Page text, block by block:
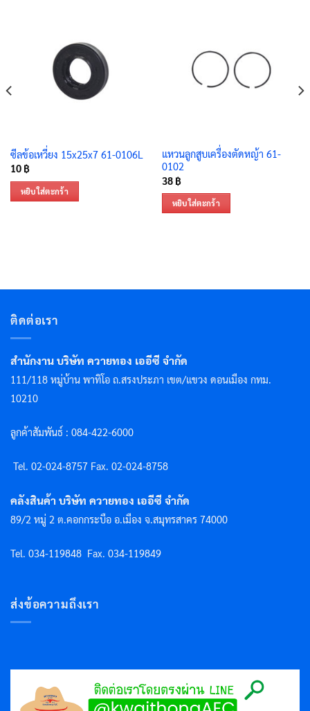
ซีลข้อเหวี่ยง 15x25x7 61-0106L
10 ฿
หยิบใส่ตะกร้า
แหวนลูกสูบเครื่องตัดหญ้า 61-
0102
38 ฿
หยิบใส่ตะกร้า
ติดต่อเรา
สำนักงาน บริษัท ควายทอง เออีซี จำกัด
111/118 หมู่บ้าน พาทิโอ ถ.สรงประภา เขต/แขวง ดอนเมือง กทม.
10210
ลูกค้าสัมพันธ์ : 084-422-6000
Tel. 02-024-8757 Fax. 02-024-8758
คลังสินค้า บริษัท ควายทอง เออีซี จำกัด
89/2 หมู่ 2 ต.คอกกระบือ อ.เมือง จ.สมุทรสาคร 74000
Tel. 034-119848 Fax. 034-119849
ส่งข้อความถึงเรา